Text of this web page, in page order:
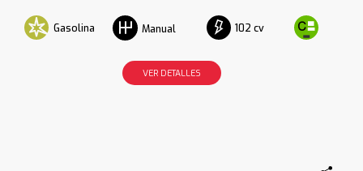
Gasolina Manual 102 cv
VER DETALLES